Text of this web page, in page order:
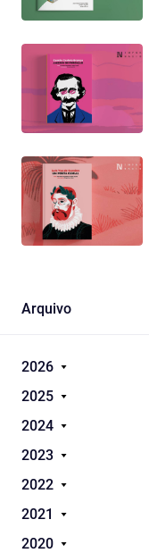
Arquivo
2026
2025
2024
2023
2022
2021
2020